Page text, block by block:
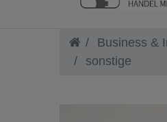
Business &
sonstige